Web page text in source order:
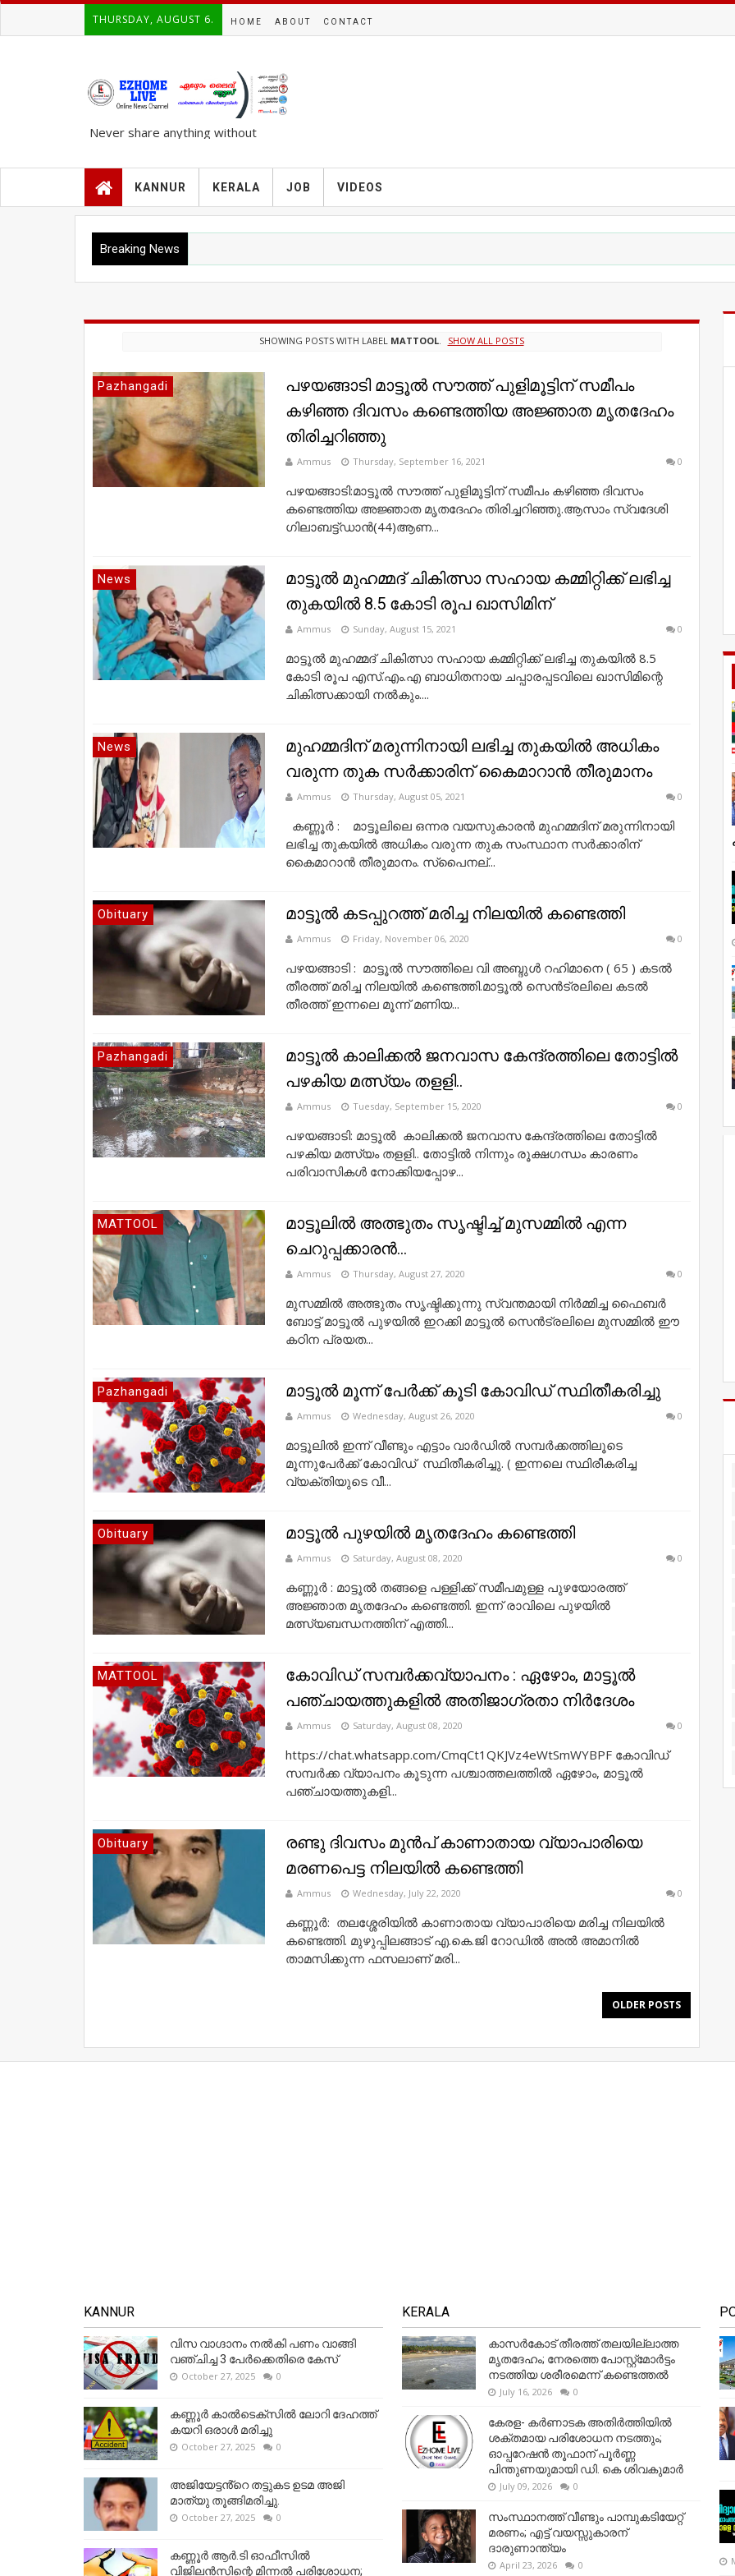
THURSDAY, AUGUST 6. HOME ABOUT CONTACT
Never share anything without
KANNUR KERALA JOB VIDEOS
Breaking News
SHOWING POSTS WITH LABEL MATTOOL. SHOW ALL POSTS
Pazhangadi
പഴയങ്ങാടി മാട്ടൂൽ സൗത്ത് പുളിമൂട്ടിന് സമീപം
കഴിഞ്ഞ ദിവസം കണ്ടെത്തിയ അജ്ഞാത മൃതദേഹം
തിരിച്ചറിഞ്ഞു
Ammus Thursday, September 16, 2021 0
പഴയങ്ങാടി:മാട്ടൂൽ സൗത്ത് പുളിമൂട്ടിന് സമീപം കഴിഞ്ഞ ദിവസം
കണ്ടെത്തിയ അജ്ഞാത മൃതദേഹം തിരിച്ചറിഞ്ഞു.ആസാം സ്വദേശി
ഗിലാബട്ട്ഡാൻ(44)ആണ...
News
മാട്ടൂൽ മുഹമ്മദ് ചികിത്സാ സഹായ കമ്മിറ്റിക്ക് ലഭിച്ച
തുകയിൽ 8.5 കോടി രൂപ ഖാസിമിന്
Ammus Sunday, August 15, 2021 0
മാട്ടൂൽ മുഹമ്മദ് ചികിത്സാ സഹായ കമ്മിറ്റിക്ക് ലഭിച്ച തുകയിൽ 8.5
കോടി രൂപ എസ്.എം.എ ബാധിതനായ ചപ്പാരപ്പടവിലെ ഖാസിമിന്റെ
ചികിത്സക്കായി നൽകും....
News
മുഹമ്മദിന്​ മരുന്നിനായി ലഭിച്ച തുകയിൽ അധികം
വരുന്ന തുക സർക്കാരിന് കൈമാറാൻ തീരുമാനം
Ammus Thursday, August 05, 2021 0
കണ്ണൂർ : മാട്ടൂലിലെ ഒന്നര വയസുകാരൻ മുഹമ്മദിന്​ മരുന്നിനായി
ലഭിച്ച തുകയിൽ അധികം വരുന്ന തുക സംസ്ഥാന സർക്കാരിന്
കൈമാറാൻ തീരുമാനം. സ്‌പൈനല്...
Obituary മാട്ടൂൽ കടപ്പുറത്ത് മരിച്ച നിലയിൽ കണ്ടെത്തി
Ammus Friday, November 06, 2020 0
പഴയങ്ങാടി : മാട്ടൂൽ സൗത്തിലെ വി അബ്ദുൾ റഹിമാനെ ( 65 ) കടൽ
തീരത്ത് മരിച്ച നിലയിൽ കണ്ടെത്തി.മാട്ടൂൽ സെൻട്രലിലെ കടൽ
തീരത്ത് ഇന്നലെ മൂന്ന് മണിയ...
Pazhangadi
മാട്ടൂൽ കാലിക്കൽ ജനവാസ കേന്ദ്രത്തിലെ തോട്ടിൽ
പഴകിയ മത്സ്യം തളളി..
Ammus Tuesday, September 15, 2020 0
പഴയങ്ങാടി: മാട്ടൂൽ കാലിക്കൽ ജനവാസ കേന്ദ്രത്തിലെ തോട്ടിൽ
പഴകിയ മത്സ്യം തളളി.. തോട്ടിൽ നിന്നും രൂക്ഷഗന്ധം കാരണം
പരിവാസികൾ നോക്കിയപ്പോഴ...
MATTOOL
മാട്ടൂലിൽ അത്ഭുതം സൃഷ്ടിച്ച് മുസമ്മിൽ എന്ന
ചെറുപ്പക്കാരൻ...
Ammus Thursday, August 27, 2020 0
മുസമ്മിൽ അത്ഭുതം സൃഷ്ടിക്കുന്നു സ്വന്തമായി നിർമ്മിച്ച ഫൈബർ
ബോട്ട് മാട്ടൂൽ പുഴയിൽ ഇറക്കി മാട്ടൂൽ സെൻട്രലിലെ മുസമ്മിൽ ഈ
കഠിന പ്രയത...
Pazhangadi മാട്ടൂൽ മൂന്ന് പേർക്ക് കൂടി കോവിഡ് സ്ഥിതീകരിച്ചു
Ammus Wednesday, August 26, 2020 0
മാട്ടൂലിൽ ഇന്ന് വീണ്ടും എട്ടാം വാർഡിൽ സമ്പർക്കത്തിലൂടെ
മൂന്നുപേർക്ക് കോവിഡ് സ്ഥിതീകരിച്ചു. ( ഇന്നലെ സ്ഥിരീകരിച്ച
വ്യക്തിയുടെ വീ...
Obituary മാട്ടൂൽ പുഴയിൽ മൃതദേഹം കണ്ടെത്തി
Ammus Saturday, August 08, 2020 0
കണ്ണൂർ : മാട്ടൂൽ തങ്ങളെ പള്ളിക്ക് സമീപമുള്ള പുഴയോരത്ത്
അജ്ഞാത മൃതദേഹം കണ്ടെത്തി. ഇന്ന് രാവിലെ പുഴയിൽ
മത്സ്യബന്ധനത്തിന് എത്തി...
MATTOOL
കോവിഡ് സമ്പർക്കവ്യാപനം : ഏഴോം, മാട്ടൂൽ
പഞ്ചായത്തുകളിൽ അതിജാഗ്രതാ നിർദേശം
Ammus Saturday, August 08, 2020 0
https://chat.whatsapp.com/CmqCt1QKJVz4eWtSmWYBPF കോവിഡ്
സമ്പർക്ക വ്യാപനം കൂടുന്ന പശ്ചാത്തലത്തിൽ ഏഴോം, മാട്ടൂൽ
പഞ്ചായത്തുകളി...
Obituary
രണ്ടു ദിവസം മുൻപ് കാണാതായ വ്യാപാരിയെ
മരണപെട്ട നിലയിൽ കണ്ടെത്തി
Ammus Wednesday, July 22, 2020 0
കണ്ണൂർ: തലശ്ശേരിയിൽ കാണാതായ വ്യാപാരിയെ മരിച്ച നിലയിൽ
കണ്ടെത്തി. മുഴുപ്പിലങ്ങാട് എ.കെ.ജി റോഡിൽ അൽ അമാനിൽ
താമസിക്കുന്ന ഫസലാണ് മരി...
OLDER POSTS
KANNUR
വിസ വാഗ്ദാനം നൽകി പണം വാങ്ങി
വഞ്ചിച്ച 3 പേർക്കെതിരെ കേസ്
October 27, 2025 0
കണ്ണൂര്‍ കാല്‍ടെക്‌സില്‍ ലോറി ദേഹത്ത്
കയറി ഒരാള്‍ മരിച്ചു
October 27, 2025 0
അജിയേട്ടൻ്റെ തട്ടുകട ഉടമ അജി
മാത്യു തൂങ്ങിമരിച്ചു.
October 27, 2025 0
കണ്ണൂര്‍ ആര്‍.ടി ഓഫീസില്‍
വിജിലൻസിന്റെ മിന്നല്‍ പരിശോധന;
KERALA
കാസർകോട് തീരത്ത് തലയില്ലാത്ത
മൃതദേഹം; നേരത്തെ പോസ്റ്റ്‌മോർട്ടം
നടത്തിയ ശരീരമെന്ന് കണ്ടെത്തൽ
July 16, 2026 0
കേരള- കർണാടക അതിർത്തിയിൽ
ശക്തമായ പരിശോധന നടത്തും;
ഓപ്പറേഷൻ തൂഫാന് പൂർണ്ണ
പിന്തുണയുമായി ഡി. കെ ശിവകുമാർ
July 09, 2026 0
സംസ്ഥാനത്ത് വീണ്ടും പാമ്പുകടിയേറ്റ്
മരണം; എട്ട് വയസ്സുകാരന്
ദാരുണാന്ത്യം
April 23, 2026 0